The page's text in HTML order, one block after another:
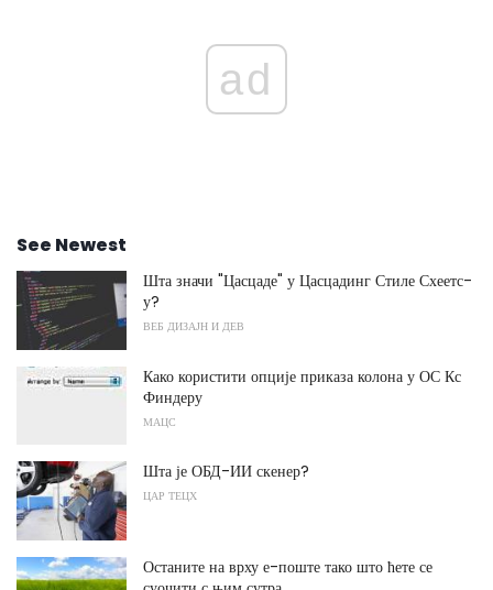
ad
See Newest
Шта значи "Цасцаде" у Цасцадинг Стиле Схеетс-
у?
ВЕБ ДИЗАЈН И ДЕВ
Како користити опције приказа колона у ОС Кс
Финдеру
МАЦС
Шта је ОБД-ИИ скенер?
ЦАР ТЕЦХ
Останите на врху е-поште тако што ћете се